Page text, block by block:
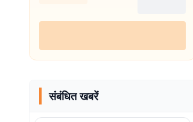
संबंधित खबरें